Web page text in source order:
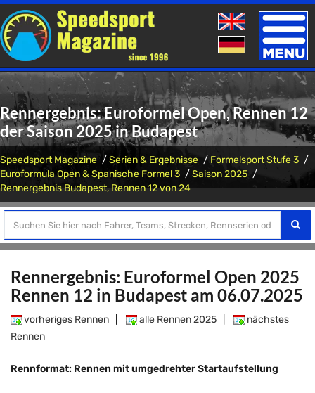
Toggle
Rennergebnis: Euroformel Open, Rennen 12
der Saison 2025 in Budapest
Speedsport Magazine Serien & Ergebnisse
Formelsport Stufe 3
Euroformula Open & Spanische Formel 3
Saison 2025
Rennergebnis Budapest, Rennen 12 von 24
Rennergebnis: Euroformel Open 2025
Rennen 12 in Budapest am 06.07.2025
vorheriges Rennen alle Rennen 2025
nächstes
Rennen
Rennformat: Rennen mit umgedrehter Startaufstellung